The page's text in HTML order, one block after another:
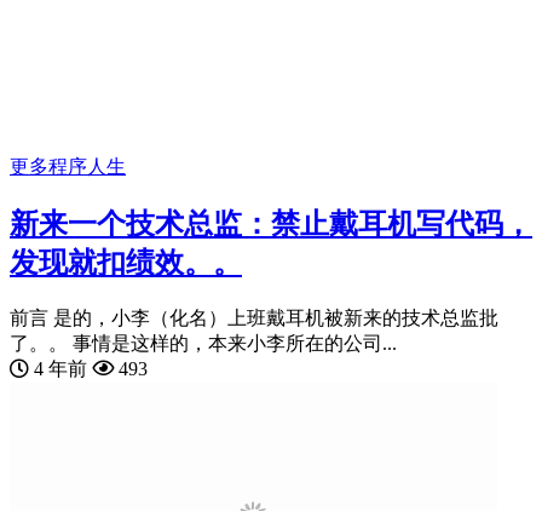
更多程序人生
新来一个技术总监：禁止戴耳机写代码，
发现就扣绩效。。
前言 是的，小李（化名）上班戴耳机被新来的技术总监批
了。。 事情是这样的，本来小李所在的公司...
4 年前
493